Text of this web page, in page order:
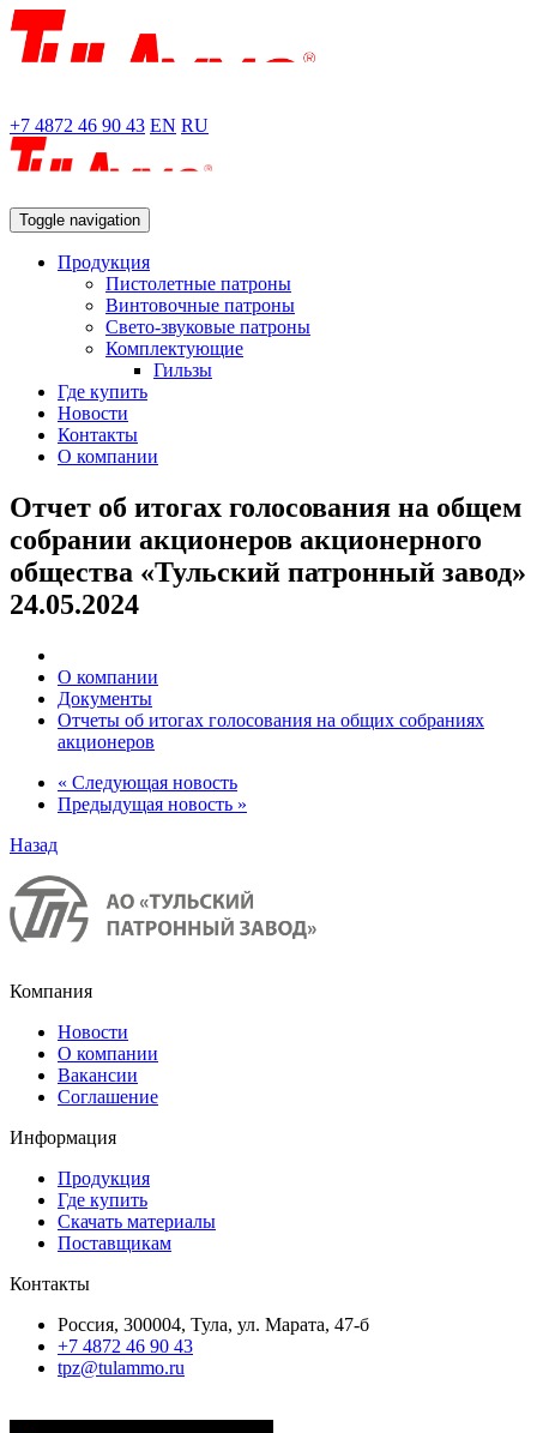
+7 4872 46 90 43 EN RU
Toggle navigation
Продукция
Пистолетные патроны
Винтовочные патроны
Свето-звуковые патроны
Комплектующие
Гильзы
Где купить
Новости
Контакты
О компании
Отчет об итогах голосования на общем
собрании акционеров акционерного
общества «Тульский патронный завод»
24.05.2024
О компании
Документы
Отчеты об итогах голосования на общих собраниях
акционеров
« Следующая новость
Предыдущая новость »
Назад
Компания
Новости
О компании
Вакансии
Соглашение
Информация
Продукция
Где купить
Скачать материалы
Поставщикам
Контакты
Россия, 300004, Тула, ул. Марата, 47-б
+7 4872 46 90 43
tpz@tulammo.ru